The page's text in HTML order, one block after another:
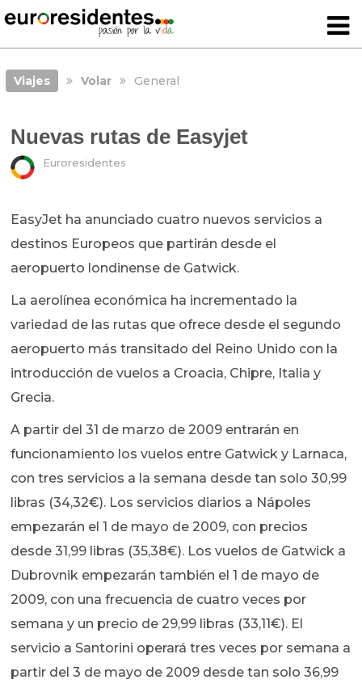
Viajes Volar General
Nuevas rutas de Easyjet
Euroresidentes
EasyJet ha anunciado cuatro nuevos servicios a
destinos Europeos que partirán desde el
aeropuerto londinense de Gatwick.
La aerolínea económica ha incrementado la
variedad de las rutas que ofrece desde el segundo
aeropuerto más transitado del Reino Unido con la
introducción de vuelos a Croacia, Chipre, Italia y
Grecia.
A partir del 31 de marzo de 2009 entrarán en
funcionamiento los vuelos entre Gatwick y Larnaca,
con tres servicios a la semana desde tan solo 30,99
libras (34,32€). Los servicios diarios a Nápoles
empezarán el 1 de mayo de 2009, con precios
desde 31,99 libras (35,38€). Los vuelos de Gatwick a
Dubrovnik empezarán también el 1 de mayo de
2009, con una frecuencia de cuatro veces por
semana y un precio de 29,99 libras (33,11€). El
servicio a Santorini operará tres veces por semana a
partir del 3 de mayo de 2009 desde tan solo 36,99